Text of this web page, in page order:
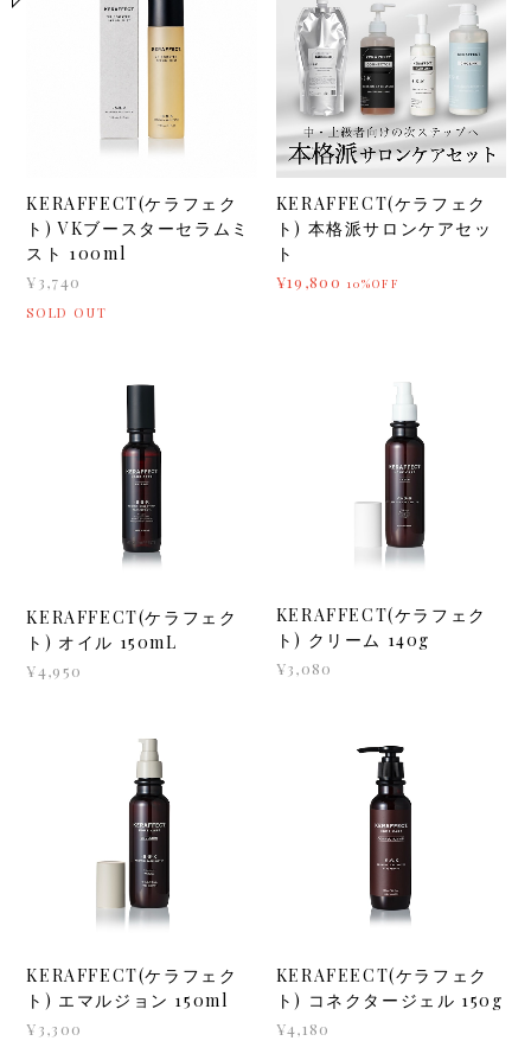
KERAFFECT(ケラフェク
ト) VKブースターセラムミ
スト 100ml
¥3,740
SOLD OUT
KERAFFECT(ケラフェク
ト) 本格派サロンケアセッ
ト
¥19,800 10%OFF
KERAFFECT(ケラフェク
ト) オイル 150mL
¥4,950
KERAFFECT(ケラフェク
ト) クリーム 140g
¥3,080
KERAFFECT(ケラフェク
ト) エマルジョン 150ml
¥3,300
KERAFEECT(ケラフェク
ト) コネクタージェル 150g
¥4,180